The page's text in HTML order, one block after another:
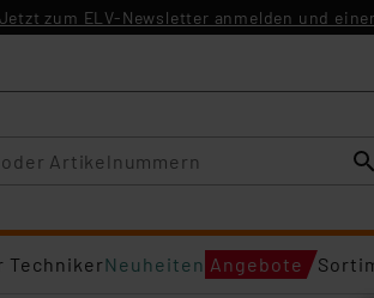
Jetzt zum ELV-Newsletter anmelden und
TechnikerNeuheiten Angebote